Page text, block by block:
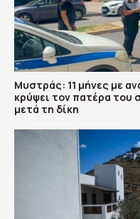
Μυστράς: 11 μήνες με
κρύψει τον πατέρα του
μετά τη δίκη